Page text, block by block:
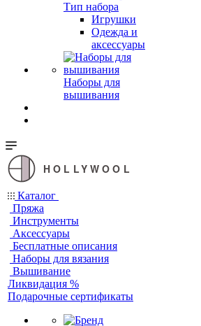
Тип набора
Игрушки
Одежда и
аксессуары
Наборы для
вышивания
HOLLYWOOL
Каталог
Пряжа
Инструменты
Аксессуары
Бесплатные описания
Наборы для вязания
Вышивание
Ликвидация %
Подарочные сертификаты